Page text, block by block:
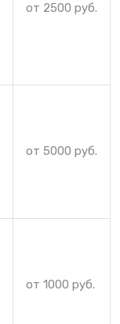
от 2500 руб.
от 5000 руб.
от 1000 руб.